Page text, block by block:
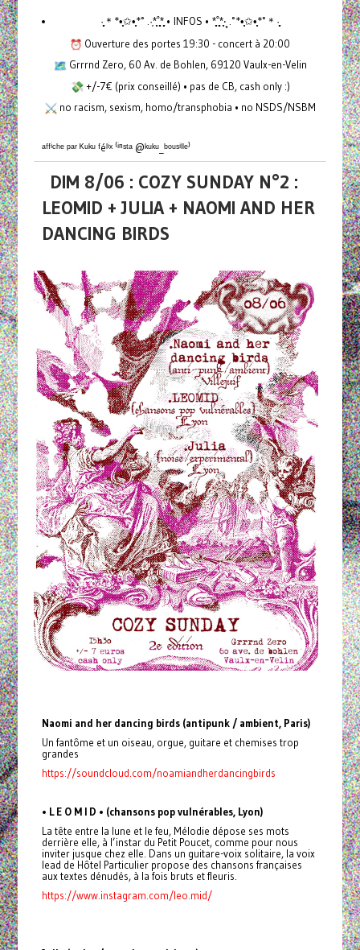
·̩̩̥͙＊*•̩̩͙✩•̩̩͙*˚ .·͙*̩̩͙˚̩̥̩̥*̩̩̥͙ • INFOS • *̩̩̥͙˚̩̥̩̥*̩̩͙‧͙ .˚*•̩̩͙✩•̩̩͙*˚＊·̩̩̥͙
Ouverture des portes 19:30 - concert à 20:00
Grrrnd Zero, 60 Av. de Bohlen, 69120 Vaulx-en-Velin
+/-7€ (prix conseillé) • pas de CB, cash only :)
no racism, sexism, homo/transphobia • no NSDS/NSBM
ᵃᶠᶠⁱᶜʰᵉ ᵖᵃʳ ᴷᵘᵏᵘ ᶠéˡⁱˣ ⁽ⁱⁿˢᵗᵃ @ᵏᵘᵏᵘ_ᵇᵒᵘˢⁱˡˡᵉ⁾
DIM 8/06 : COZY SUNDAY N°2 :
LEOMID + JULIA + NAOMI AND HER
DANCING BIRDS
Naomi and her dancing birds (antipunk / ambient, Paris)
Un fantôme et un oiseau, orgue, guitare et chemises trop
grandes
https://soundcloud.com/noamiandherdancingbirds
• L E O M I D • (chansons pop vulnérables, Lyon)
La tête entre la lune et le feu, Mélodie dépose ses mots
derrière elle, à l’instar du Petit Poucet, comme pour nous
inviter jusque chez elle. Dans un guitare-voix solitaire, la voix
lead de Hôtel Particulier propose des chansons françaises
aux textes dénudés, à la fois bruts et fleuris.
https://www.instagram.com/leo.mid/